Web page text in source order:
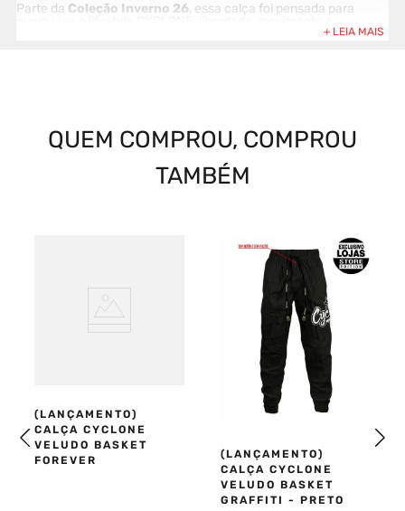
Parte da Coleção Inverno 26, essa calça foi pensada para
Recorte Skywave exclusivo CYCLONE
Ideal para looks street, urbanos e casuais
QUEM COMPROU, COMPROU
TAMBÉM
(LANÇAMENTO)
CALÇA CYCLONE
VELUDO BASKET
FOREVER
(LANÇAMENTO)
CALÇA CYCLONE
VELUDO BASKET
GRAFFITI - PRETO